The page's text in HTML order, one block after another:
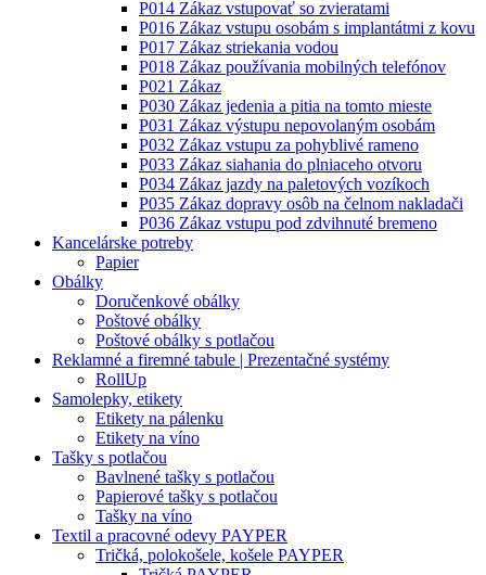
P014 Zákaz vstupovať so zvieratami
P016 Zákaz vstupu osobám s implantátmi z kovu
P017 Zákaz striekania vodou
P018 Zákaz používania mobilných telefónov
P021 Zákaz
P030 Zákaz jedenia a pitia na tomto mieste
P031 Zákaz výstupu nepovolaným osobám
P032 Zákaz vstupu za pohyblivé rameno
P033 Zákaz siahania do plniaceho otvoru
P034 Zákaz jazdy na paletových vozíkoch
P035 Zákaz dopravy osôb na čelnom nakladači
P036 Zákaz vstupu pod zdvihnuté bremeno
Kancelárske potreby
Papier
Obálky
Doručenkové obálky
Poštové obálky
Poštové obálky s potlačou
Reklamné a firemné tabule | Prezentačné systémy
RollUp
Samolepky, etikety
Etikety na pálenku
Etikety na víno
Tašky s potlačou
Bavlnené tašky s potlačou
Papierové tašky s potlačou
Tašky na víno
Textil a pracovné odevy PAYPER
Tričká, polokošele, košele PAYPER